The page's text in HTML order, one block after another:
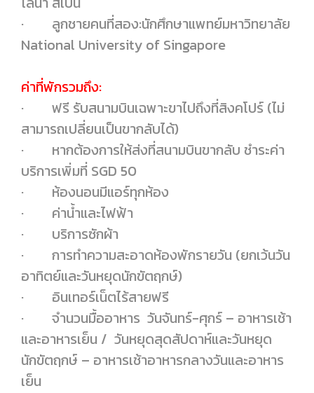
· ลูกชายคนที่สอง:นักศึกษาแพทย์มหาวิทยาลัย
National University of Singapore
ค่าที่พักรวมถึง:
· ฟรี รับสนามบินเฉพาะขาไปถึงที่สิงคโปร์ (ไม่
สามารถเปลี่ยนเป็นขากลับได้)
· หากต้องการให้ส่งที่สนามบินขากลับ ชำระค่า
บริการเพิ่มที่ SGD 50
· ห้องนอนมีแอร์ทุกห้อง
· ค่าน้ำและไฟฟ้า
· บริการซักผ้า
· การทำความสะอาดห้องพักรายวัน (ยกเว้นวัน
อาทิตย์และวันหยุดนักขัตฤกษ์)
· อินเทอร์เน็ตไร้สายฟรี
· จำนวนมื้ออาหาร วันจันทร์-ศุกร์ – อาหารเช้า
และอาหารเย็น / วันหยุดสุดสัปดาห์และวันหยุด
นักขัตฤกษ์ – อาหารเช้าอาหารกลางวันและอาหาร
เย็น